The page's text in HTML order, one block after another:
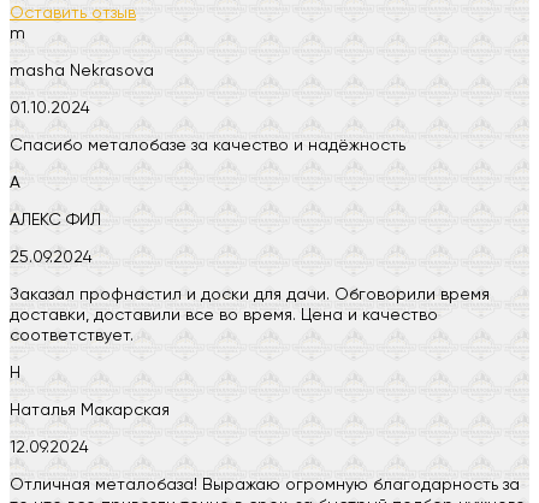
Оставить отзыв
m
masha Nekrasova
01.10.2024
Спасибо металобазе за качество и надёжность
А
АЛЕКС ФИЛ
25.09.2024
Заказал профнастил и доски для дачи. Обговорили время
доставки, доставили все во время. Цена и качество
соответствует.
Н
Наталья Макарская
12.09.2024
Отличная металобаза! Выражаю огромную благодарность за